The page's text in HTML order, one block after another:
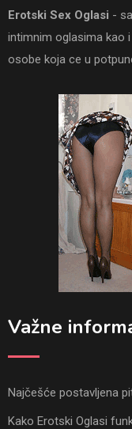
Erotski Sex Oglasi -
intimnim oglasima kao
osobe koja ce u
Važne
Najčešće postavljena
Kako Erotski Oglasi